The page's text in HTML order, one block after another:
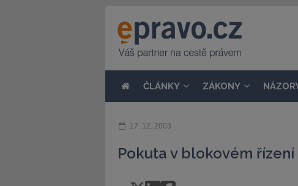
ČLÁNKY ZÁKONY
17. 12. 2003
Pokuta v blokovém řízení